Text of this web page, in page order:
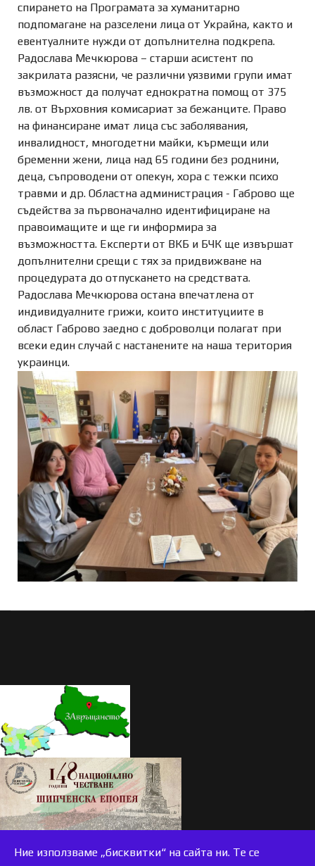
спирането на Програмата за хуманитарно
подпомагане на разселени лица от Украйна, както и
евентуалните нужди от допълнителна подкрепа.
Радослава Мечкюрова – старши асистент по
закрилата разясни, че различни уязвими групи имат
възможност да получат еднократна помощ от 375
лв. от Върховния комисариат за бежанците. Право
на финансиране имат лица със заболявания,
инвалидност, многодетни майки, кърмещи или
бременни жени, лица над 65 години без роднини,
деца, съпроводени от опекун, хора с тежки психо
травми и др. Областна администрация - Габрово ще
съдейства за първоначално идентифициране на
правоимащите и ще ги информира за
възможността. Експерти от ВКБ и БЧК ще извършат
допълнителни срещи с тях за придвижване на
процедурата до отпускането на средствата.
Радослава Мечкюрова остана впечатлена от
индивидуалните грижи, които институциите в
област Габрово заедно с доброволци полагат при
всеки един случай с настанените на наша територия
украинци.
Ние използваме „бисквитки“ на сайта ни. Те се